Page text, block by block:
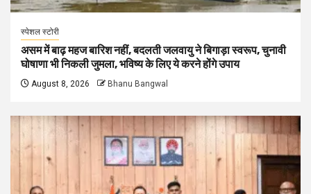
स्पेशल स्टोरी
असम में बाढ़ महज बारिश नहीं, बदलती जलवायु ने बिगाड़ा स्वरूप, चुनावी
घोषाणा भी निकली जुमला, भविष्य के लिए ये करने होंगे उपाय
August 8, 2026 Bhanu Bangwal